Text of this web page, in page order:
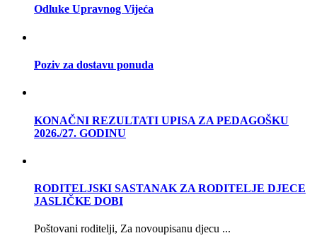
Odluke Upravnog Vijeća
Poziv za dostavu ponuda
KONAČNI REZULTATI UPISA ZA PEDAGOŠKU
2026./27. GODINU
RODITELJSKI SASTANAK ZA RODITELJE DJECE
JASLIČKE DOBI
Poštovani roditelji, Za novoupisanu djecu ...